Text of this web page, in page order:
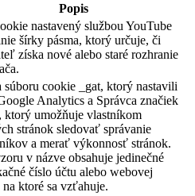
Popis
nastavený službou YouTube
šírky pásma, ktorý určuje, či
získa nové alebo staré rozhranie
súboru cookie _gat, ktorý nastavili
Analytics a Správca značiek
ktorý umožňuje vlastníkom
stránok sledovať správanie
a merať výkonnosť stránok.
v názve obsahuje jedinečné
číslo účtu alebo webovej
na ktoré sa vzťahuje.